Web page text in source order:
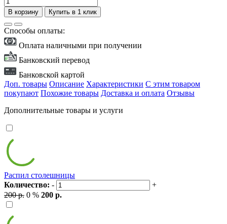
В корзину Купить в 1 клик
Способы оплаты:
Оплата наличными при получении
Банковский перевод
Банковской картой
Доп. товары Описание Характеристики С этим товаром
покупают Похожие товары Доставка и оплата Отзывы
Дополнительные товары и услуги
Распил столешницы
Количество: -
+
200 р. 0 % 200 р.